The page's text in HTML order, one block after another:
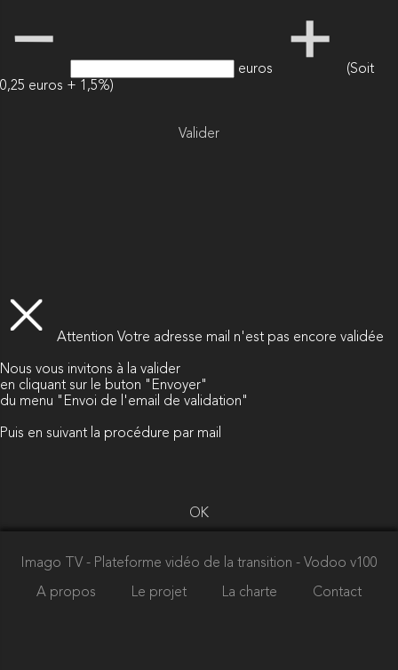
euros
(Soit
0,25 euros + 1,5%)
Valider
Attention Votre adresse mail n'est pas encore validée
Nous vous invitons à la valider
en cliquant sur le buton "Envoyer"
du menu "Envoi de l'email de validation"
Puis en suivant la procédure par mail
OK
Imago TV - Plateforme vidéo de la transition - Vodoo v100
A propos Le projet La charte Contact